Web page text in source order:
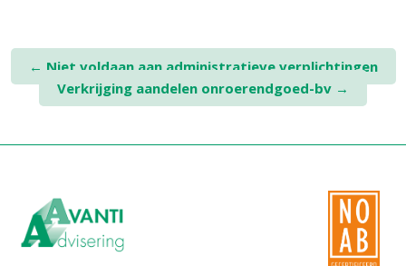
Post
navigation
← Niet voldaan aan administratieve verplichtingen
Verkrijging aandelen onroerendgoed-bv →